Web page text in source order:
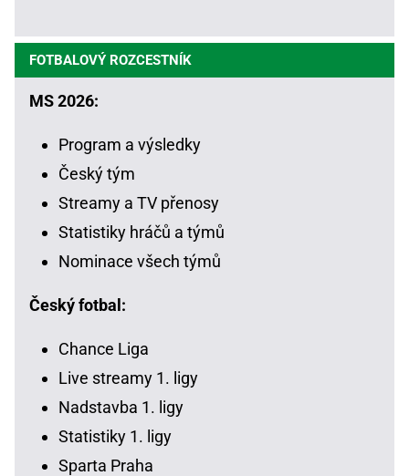
FOTBALOVÝ ROZCESTNÍK
MS 2026:
Program a výsledky
Český tým
Streamy a TV přenosy
Statistiky hráčů a týmů
Nominace všech týmů
Český fotbal:
Chance Liga
Live streamy 1. ligy
Nadstavba 1. ligy
Statistiky 1. ligy
Sparta Praha